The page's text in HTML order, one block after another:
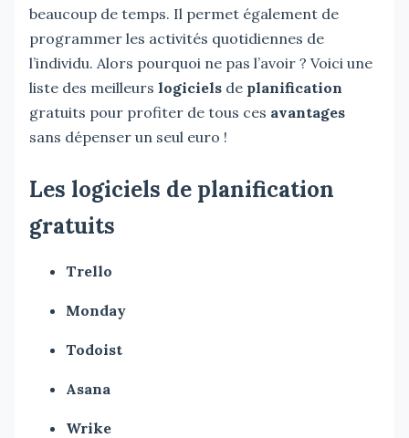
beaucoup de temps. Il permet également de
programmer les activités quotidiennes de
l’individu. Alors pourquoi ne pas l’avoir ? Voici une
liste des meilleurs logiciels de planification
gratuits pour profiter de tous ces avantages
sans dépenser un seul euro !
Les logiciels de planification
gratuits
Trello
Monday
Todoist
Asana
Wrike